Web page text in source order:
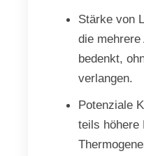
Stärke von
die
bedenkt,
verlangen.
Potenziale
teils höhere